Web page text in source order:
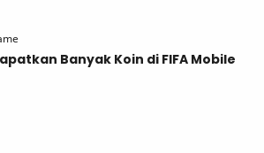
Banyak Koin di FIFA Mobile